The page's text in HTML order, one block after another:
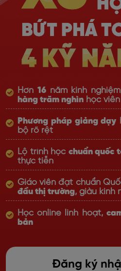
Hơn 16năm kinh
hàng trăm nghìn học viên
Phương pháp giảng dạy
bộ rõ rệt
Lộ trình học chuẩn quốc
thực tiễn
Giáo viên đạt chuẩn
đầu thị trường, giàu kinh
Học online linh hoạt,
bản
Đăng ký